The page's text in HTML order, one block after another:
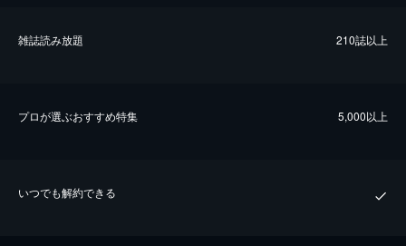
雑誌読み放題 210誌以上
プロが選ぶおすすめ特集 5,000以上
いつでも解約できる